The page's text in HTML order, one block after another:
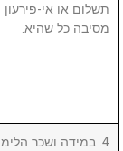
תשלום או אי-
מסיבה כל שהיא.
4. במידה ושכר